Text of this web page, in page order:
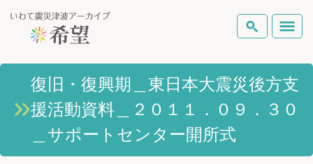
いわて震災津波アーカイブとは
岩手県の被害状況
検索
テーマから探す 地図から探す
復旧・復興期＿東日本大震災後方支
援活動資料＿２０１１．０９．３０
＿サポートセンター開所式